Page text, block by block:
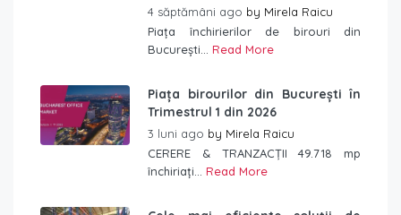
4 săptămâni ago by Mirela Raicu
Piața închirierilor de birouri din
București... Read More
Piața birourilor din București în
Trimestrul 1 din 2026
3 luni ago by Mirela Raicu
CERERE & TRANZACȚII 49.718 mp
închiriați... Read More